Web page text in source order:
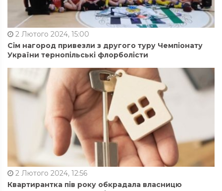
2 Лютого 2024, 15:00
Сім нагород привезли з другого туру Чемпіонату
України тернопільські флорболісти
2 Лютого 2024, 12:56
Квартирантка пів року обкрадала власницю